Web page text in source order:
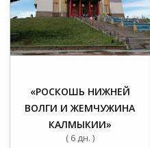
«РОСКОШЬ НИЖНЕЙ
ВОЛГИ И ЖЕМЧУЖИНА
КАЛМЫКИИ»
( 6 дн. )